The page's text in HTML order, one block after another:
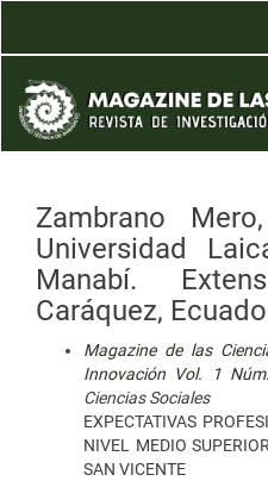
Contenido
principal
Barra
lateral
Zambrano
Universidad
Manabí.
Caráquez,
Magazine de las
Innovación Vol. 1
Ciencias Sociales
EXPECTATIVAS
NIVEL MEDIO
SAN VICENTE